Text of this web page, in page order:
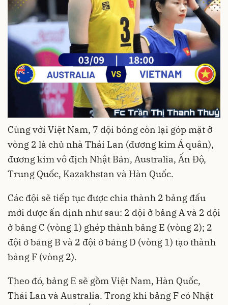
Cùng với Việt Nam, 7 đội bóng còn lại góp mặt ở
vòng 2 là chủ nhà Thái Lan (đương kim Á quân),
đương kim vô địch Nhật Bản, Australia, Ấn Độ,
Trung Quốc, Kazakhstan và Hàn Quốc.
Các đội sẽ tiếp tục được chia thành 2 bảng đấu
mới được ấn định như sau: 2 đội ở bảng A và 2 đội
ở bảng C (vòng 1) ghép thành bảng E (vòng 2); 2
đội ở bảng B và 2 đội ở bảng D (vòng 1) tạo thành
bảng F (vòng 2).
Theo đó, bảng E sẽ gồm Việt Nam, Hàn Quốc,
Thái Lan và Australia. Trong khi bảng F có Nhật